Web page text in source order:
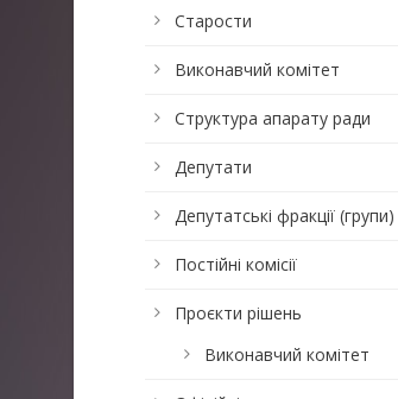
Старости
Виконавчий комітет
Структура апарату ради
Депутати
Депутатські фракції (групи)
Постійні комісії
Проєкти рішень
Виконавчий комітет